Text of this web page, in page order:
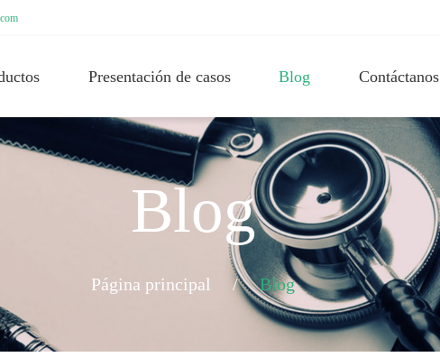
Presentación de casos Blog Contáctanos
Blog
Página principal / Blog